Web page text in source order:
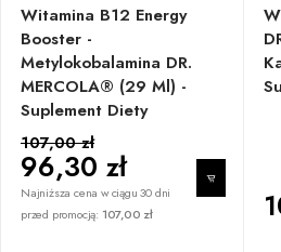
Witamina B12 Energy
Booster -
Metylokobalamina DR.
MERCOLA® (29 Ml) -
Suplement Diety
107,00 zł
96,30 zł
Najniższa cena w ciągu 30 dni
przed promocją: 107,00 zł